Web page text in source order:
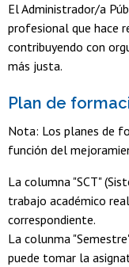
El Administrador/a
profesional que hace
contribuyendo con
más justa.
Plan de
Nota: Los planes de
función del
La columna "SCT"
trabajo académico
correspondiente.
La colunma
puede tomar la